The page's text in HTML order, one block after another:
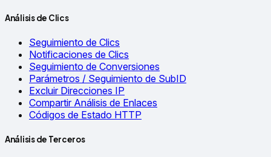
Análisis de Clics
Seguimiento de Clics
Notificaciones de Clics
Seguimiento de Conversiones
Parámetros / Seguimiento de SubID
Excluir Direcciones IP
Compartir Análisis de Enlaces
Códigos de Estado HTTP
Análisis de Terceros